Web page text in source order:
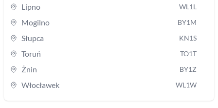
Lipno WL1L
Mogilno BY1M
Słupca KN1S
Toruń TO1T
Żnin BY1Z
Włocławek WL1W